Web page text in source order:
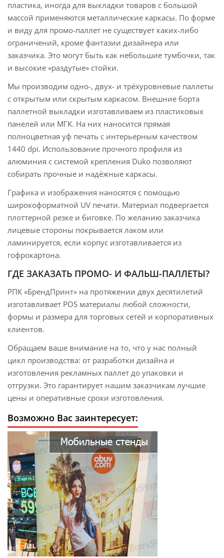
пластика, иногда для выкладки товаров с большой
массой применяются металлические каркасы. По форме
и виду для промо-паллет не существует каких-либо
ограничений, кроме фантазии дизайнера или
заказчика. Это могут быть как небольшие тумбочки, так
и высокие «раздутые» стойки.
Мы производим одно-, двух- и трёхуровневые паллеты
с открытым или скрытым каркасом. Внешние борта
паллетной выкладки изготавливаем из пластиковых
панелей или МГК. На них наносится прямая
полноцветная уф печать с интерьерным качеством
1440 dpi. Использование прочного профиля из
алюминия с системой крепления Duko позволяют
собирать прочные и надёжные каркасы.
Графика и изображения наносятся с помощью
широкоформатной UV печати. Материал подвергается
плоттерной резке и биговке. По желанию заказчика
лицевые стороны покрывается лаком или
ламинируется, если корпус изготавливается из
гофрокартона.
ГДЕ ЗАКАЗАТЬ ПРОМО- И ФАЛЬШ-ПАЛЛЕТЫ?
РПК «БрендПринт» на протяжении двух десятилетий
изготавливает POS материалы любой сложности,
формы и размера для торговых сетей и корпоративных
клиентов.
Обращаем ваше внимание на то, что у нас полный
цикл производства: от разработки дизайна и
изготовления рекламных паллет до упаковки и
отгрузки. Это гарантирует нашим заказчикам лучшие
цены и оперативные сроки изготовления.
Возможно Вас заинтересует: